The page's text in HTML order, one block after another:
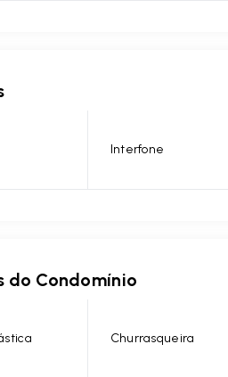
Interfone
do Condomínio
Churrasqueira